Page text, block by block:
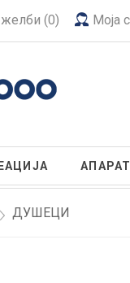
(0) Моја
» ДУШЕЦИ